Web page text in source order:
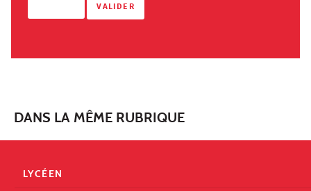
DANS LA MÊME RUBRIQUE
LYCÉEN